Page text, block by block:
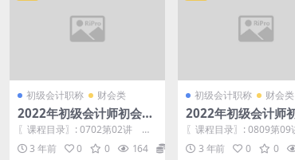
初级会计职称 财会类
2022年初级会计师初会初
级实务 习题强化班-赵玉宝
〖课程目录〗: 0702第02讲 销
售商品收入、可变对价销售、合
同成本与时段销售...
3 年前 0 0 164
初级会计职称 财会类
2022年初级会计师
济法基础 基础精讲
〖课程目录〗: 0809第
伤保险、失业保险.mp4
8讲 ...
3 年前 0 0